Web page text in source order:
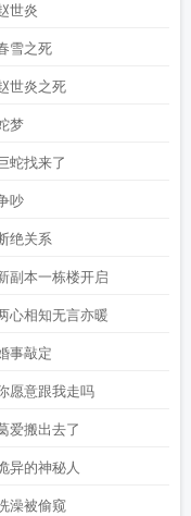
世炎
雪之死
世炎之死
梦
蛇找来了
吵
绝关系
副本一栋楼开启
心相知无言亦暖
事敲定
愿意跟我走吗
爱搬出去了
异的神秘人
澡被偷窥